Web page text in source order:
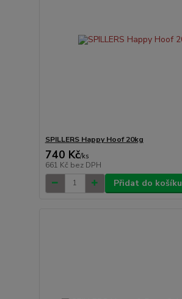
SPILLERS Happy Hoof 20kg
740 Kč/ks
661 Kč bez DPH
Přidat do košíku